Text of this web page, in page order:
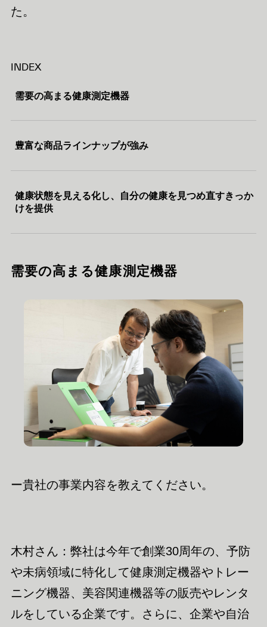
た。
INDEX
需要の高まる健康測定機器
豊富な商品ラインナップが強み
健康状態を見える化し、自分の健康を見つめ直すきっか
けを提供
需要の高まる健康測定機器
ー貴社の事業内容を教えてください。
木村さん：弊社は今年で創業30周年の、予防
や未病領域に特化して健康測定機器やトレー
ニング機器、美容関連機器等の販売やレンタ
ルをしている企業です。さらに、企業や自治